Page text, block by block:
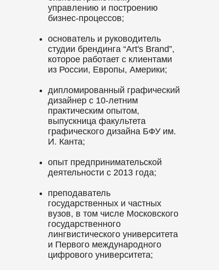
управлению и построению
бизнес-процессов;
основатель и руководитель
студии брендинга “Art's Brand”,
которое работает с клиентами
из России, Европы, Америки;
дипломированный графический
дизайнер с 10-летним
практическим опытом,
выпускница факультета
графического дизайна БФУ им.
И. Канта;
опыт предпринимательской
деятельности с 2013 года;
преподаватель
государственных и частных
вузов, в том числе Московского
государственного
лингвистического университета
и Первого международного
цифрового университета;